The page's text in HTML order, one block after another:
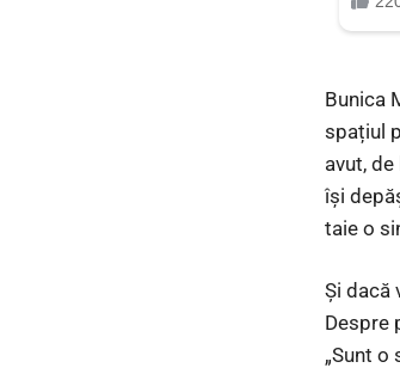
Bunica
spațiul
avut,
își
taie o
Și dacă
Despre
„Sunt o